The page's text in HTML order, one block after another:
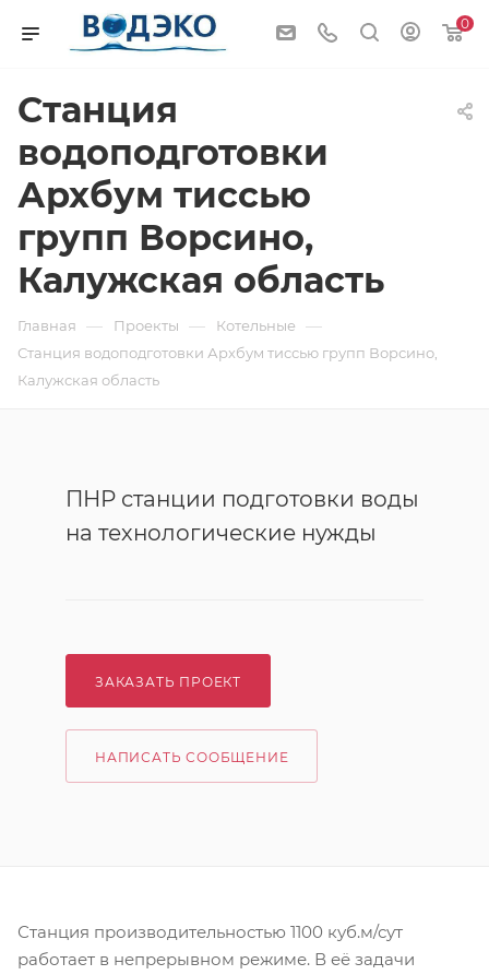
0
Станция
водоподготовки
Архбум тиссью
групп Ворсино,
Калужская область
Главная — Проекты — Котельные —
Станция водоподготовки Архбум тиссью групп Ворсино,
Калужская область
ПНР станции подготовки воды
на технологические нужды
ЗАКАЗАТЬ ПРОЕКТ
НАПИСАТЬ СООБЩЕНИЕ
Станция производительностью 1100 куб.м/сут
работает в непрерывном режиме. В её задачи